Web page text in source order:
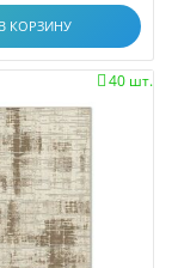
В КОРЗИНУ
40 шт.
